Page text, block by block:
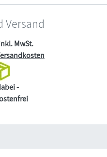
Versand
MwSt.
-